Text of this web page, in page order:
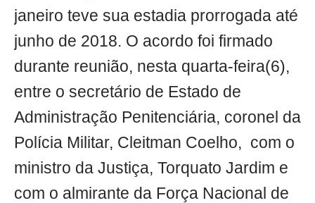
janeiro teve sua estadia prorrogada até
junho de 2018. O acordo foi firmado
durante reunião, nesta quarta-feira(6),
entre o secretário de Estado de
Administração Penitenciária, coronel da
Polícia Militar, Cleitman Coelho, com o
ministro da Justiça, Torquato Jardim e
com o almirante da Força Nacional de